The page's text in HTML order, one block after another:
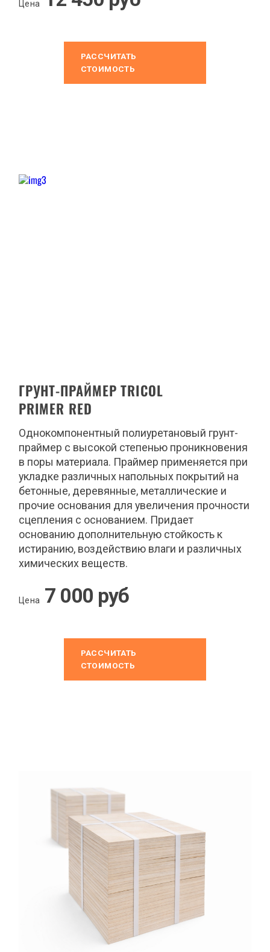
ПРОДУКЦИЯ
Цена
РАССЧИТАТЬ
СТОИМОСТЬ
ГРУНТ-ПРАЙМЕР TRICOL
PRIMER RED
Однокомпонентный полиуретановый грунт-
праймер с высокой степенью проникновения
в поры материала. Праймер применяется при
укладке различных напольных покрытий на
бетонные, деревянные, металлические и
прочие основания для увеличения прочности
сцепления с основанием. Придает
основанию дополнительную стойкость к
истиранию, воздействию влаги и различных
химических веществ.
Цена 7 000 руб
РАССЧИТАТЬ
СТОИМОСТЬ